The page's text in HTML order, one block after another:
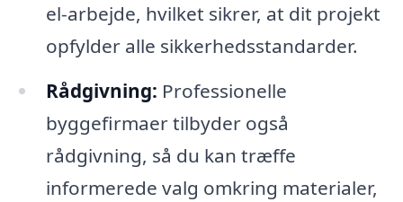
el-arbejde, hvilket sikrer, at dit projekt
opfylder alle sikkerhedsstandarder.
Rådgivning: Professionelle
byggefirmaer tilbyder også
rådgivning, så du kan træffe
informerede valg omkring materialer,